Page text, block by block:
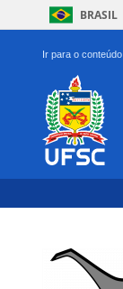
BRASIL
Ir para o conteúdo